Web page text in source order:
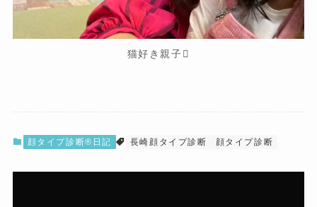
猫好き親子
顔タイプ診断®︎日記 長崎顔タイプ診断 顔タイプ診断